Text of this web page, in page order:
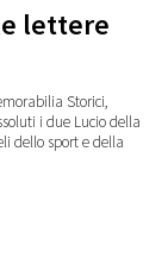
lettere
Storici,
i due Lucio della
dello sport e della